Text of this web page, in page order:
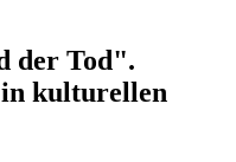
der Tod".
kulturellen